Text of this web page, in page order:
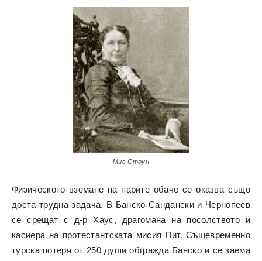
Мис Стоун
Физическото вземане на парите обаче се оказва също
доста трудна задача. В Банско Сандански и Чернопеев
се срещат с д-р Хаус, драгомана на посолството и
касиера на протестантската мисия Пит. Същевременно
турска потеря от 250 души обгражда Банско и се заема